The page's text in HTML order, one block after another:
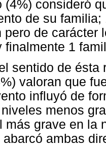
(4%) consideró
de su
pero de carácter
finalmente 1
sentido de ésta
valoran que
influyó de
menos
más grave en la
abarcó ambas